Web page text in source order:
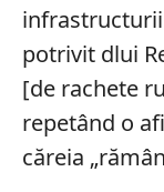
potrivit dlui
[de rachete
repetând o
căreia